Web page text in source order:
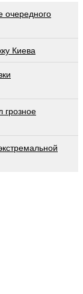
очередного
Киева
грозное